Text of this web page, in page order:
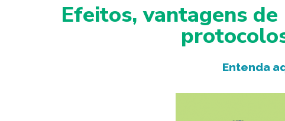
Efeitos, vantagens
Entenda